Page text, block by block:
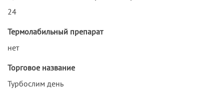
24
Термолабильный препарат
нет
Торговое название
Турбослим день